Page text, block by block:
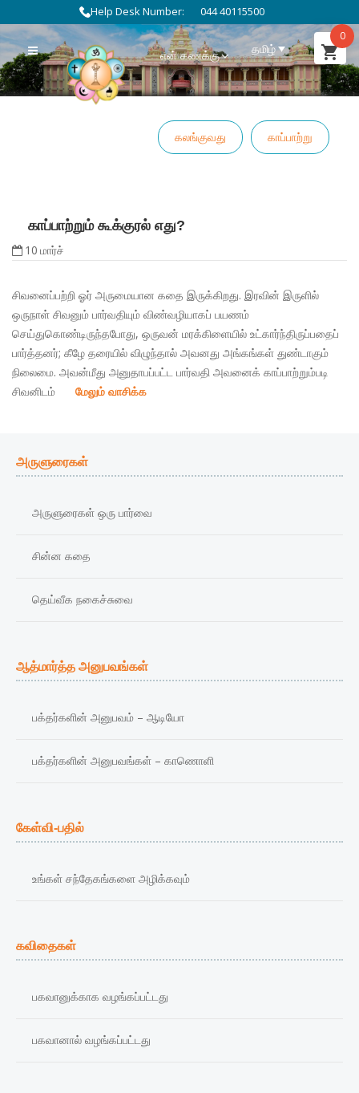
Help Desk Number: 044 40115500
என் கணக்கு தமிழ்
கலங்குவது காப்பாற்று
காப்பாற்றும் கூக்குரல் எது?
10 மார்ச்
சிவனைப்பற்றி ஓர் அருமையான கதை இருக்கிறது. இரவின் இருளில்
ஒருநாள் சிவனும் பார்வதியும் விண்வழியாகப் பயணம்
செய்துகொண்டிருந்தபோது, ஒருவன் மரக்கிளையில் உட்கார்ந்திருப்பதைப்
பார்த்தனர்; கீழே தரையில் விழுந்தால் அவனது அங்கங்கள் துண்டாகும்
நிலைமை. அவன்மீது அனுதாபப்பட்ட பார்வதி அவனைக் காப்பாற்றும்படி
சிவனிடம்
மேலும் வாசிக்க
அருளுரைகள்
அருளுரைகள் ஒரு பார்வை
சின்ன கதை
தெய்வீக நகைச்சுவை
ஆத்மார்த்த அனுபவங்கள்
பக்தர்களின் அனுபவம் – ஆடியோ
பக்தர்களின் அனுபவங்கள் – காணொளி
கேள்வி-பதில்
உங்கள் சந்தேகங்களை அழிக்கவும்
கவிதைகள்
பகவானுக்காக வழங்கப்பட்டது
பகவானால் வழங்கப்பட்டது
0